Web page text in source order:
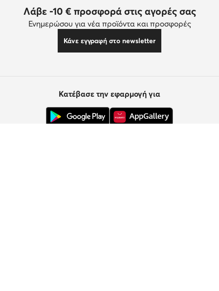
Λάβε -10 € προσφορά στις αγορές σας
Ενημερώσου για νέα προϊόντα και προσφορές
Κάνε εγγραφή στο newsletter
Κατέβασε την εφαρμογή για